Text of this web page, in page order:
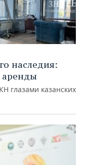
наследия:
аренды
глазами казанских